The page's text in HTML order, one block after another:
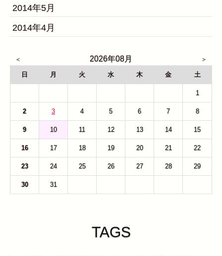
2014年5月
2014年4月
2026年08月
日 月 火 水 木 金 土
1
2 3 4 5 6 7 8
9 10 11 12 13 14 15
16 17 18 19 20 21 22
23 24 25 26 27 28 29
30 31
TAGS